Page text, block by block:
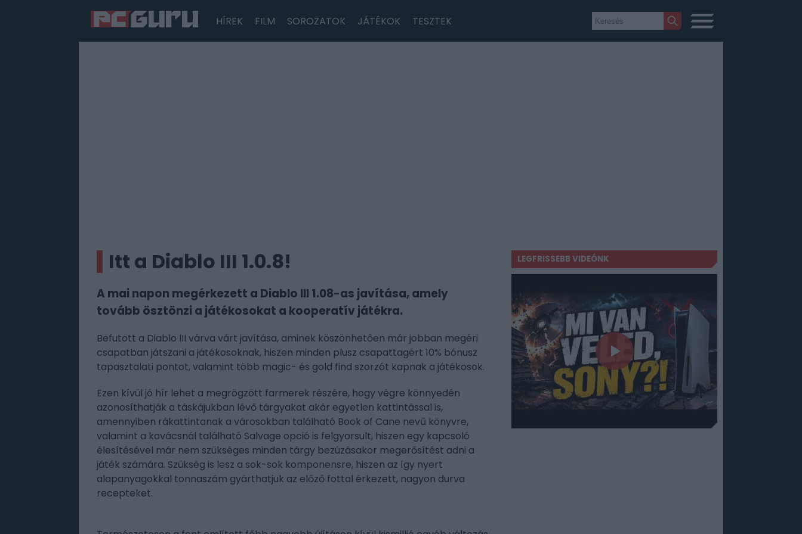
HÍREK FILM SOROZATOK JÁTÉKOK TESZTEK
Itt a Diablo III 1.0.8!
A mai napon megérkezett a Diablo III 1.08-as javítása, amely
tovább ösztönzi a játékosokat a kooperatív játékra.
Befutott a Diablo III várva várt javítása, aminek köszönhetően már jobban megéri
csapatban játszani a játékosoknak, hiszen minden plusz csapattagért 10% bónusz
tapasztalati pontot, valamint több magic- és gold find szorzót kapnak a játékosok.
Ezen kívül jó hír lehet a megrögzött farmerek részére, hogy végre könnyedén
azonosíthatják a táskájukban lévő tárgyakat akár egyetlen kattintással is,
amennyiben rákattintanak a városokban található Book of Cane nevű könyvre,
valamint a kovácsnál található Salvage opció is felgyorsult, hiszen egy kapcsoló
élesítésével már nem szükséges minden tárgy bezúzásakor megerősítést adni a
játék számára. Szükség is lesz a sok-sok komponensre, hiszen az így nyert
alapanyagokkal tonnaszám gyárthatjuk az előző fottal érkezett, nagyon durva
recepteket.
LEGFRISSEBB VIDEÓNK